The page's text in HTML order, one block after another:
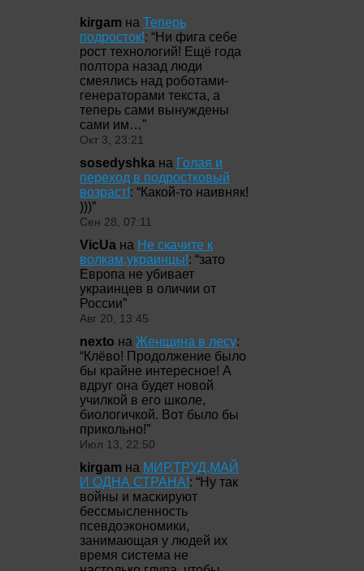
kirgam на Теперь
подросток!: “Ни фига себе
рост технологий! Ещё года
полтора назад люди
смеялись над роботами-
генераторами текста, а
теперь сами вынуждены
сами им…”
Окт 3, 23:21
sosedyshka на Голая и
переход в подростковый
возраст!: “Какой-то наивняк!
)))”
Сен 28, 07:11
VicUa на Не скачите к
волкам,украинцы!: “зато
Европа не убивает
украинцев в оличии от
России”
Авг 20, 13:45
nexto на Женщина в лесу:
“Клёво! Продолжение было
бы крайне интересное! А
вдруг она будет новой
училкой в его школе,
биологичкой. Вот было бы
прикольно!”
Июл 13, 22:50
kirgam на МИР,ТРУД,МАЙ
И ОДНА СТРАНА!: “Ну так
войны и маскируют
бессмысленность
псевдоэкономики,
занимающая у людей их
время система не